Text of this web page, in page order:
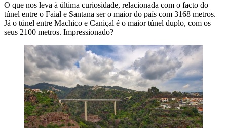
O que nos leva à última curiosidade, relacionada com o facto do
túnel entre o Faial e Santana ser o maior do país com 3168 metros.
Já o túnel entre Machico e Caniçal é o maior túnel duplo, com os
seus 2100 metros. Impressionado?